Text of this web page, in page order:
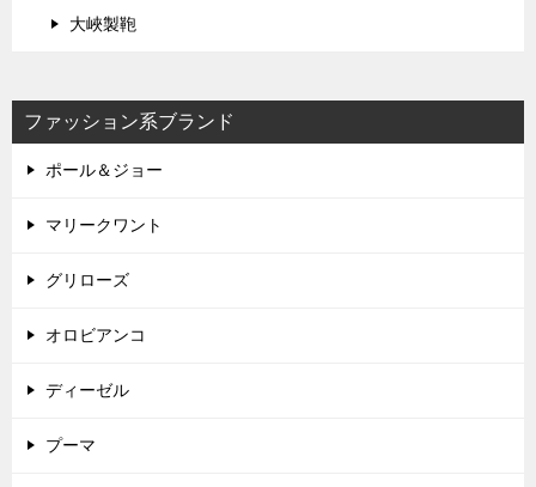
大峽製鞄
ファッション系ブランド
ポール＆ジョー
マリークワント
グリローズ
オロビアンコ
ディーゼル
プーマ